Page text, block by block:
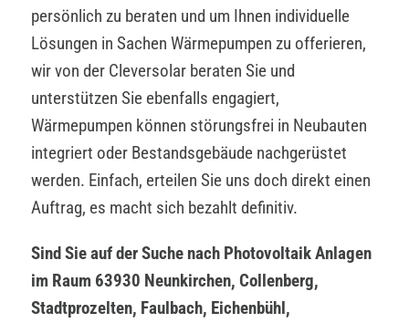
persönlich zu beraten und um Ihnen individuelle
Lösungen in Sachen Wärmepumpen zu offerieren,
wir von der Cleversolar beraten Sie und
unterstützen Sie ebenfalls engagiert,
Wärmepumpen können störungsfrei in Neubauten
integriert oder Bestandsgebäude nachgerüstet
werden. Einfach, erteilen Sie uns doch direkt einen
Auftrag, es macht sich bezahlt definitiv.
Sind Sie auf der Suche nach Photovoltaik Anlagen
im Raum 63930 Neunkirchen, Collenberg,
Stadtprozelten, Faulbach, Eichenbühl,